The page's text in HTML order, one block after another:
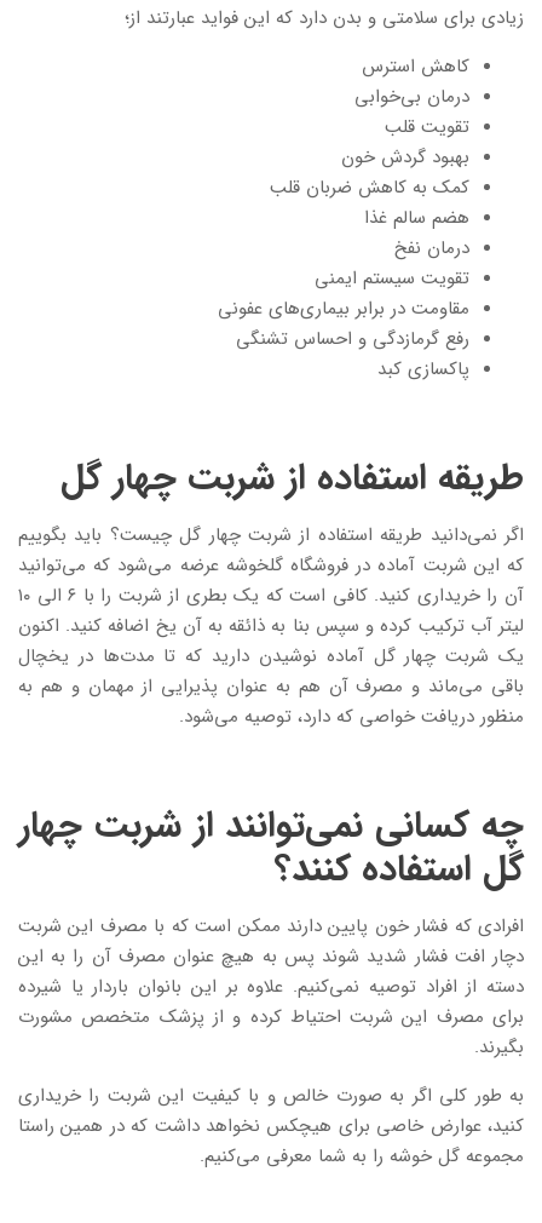
زیادی برای سلامتی و بدن دارد که این فواید عبارتند از؛
کاهش استرس
درمان بی‌خوابی
تقویت قلب
بهبود گردش خون
کمک به کاهش ضربان قلب
هضم سالم غذا
درمان نفخ
تقویت سیستم ایمنی
مقاومت در برابر بیماری‌های عفونی
رفع گرمازدگی و احساس تشنگی
پاکسازی کبد
طریقه استفاده از شربت چهار گل
اگر نمی‌دانید طریقه استفاده از شربت چهار گل چیست؟ باید بگوییم
که این شربت آماده در فروشگاه گلخوشه عرضه می‌شود که می‌توانید
آن را خریداری کنید. کافی است که یک بطری از شربت را با ۶ الی ۱۰
لیتر آب ترکیب کرده و سپس بنا به ذائقه به آن یخ اضافه کنید. اکنون
یک شربت چهار گل آماده نوشیدن دارید که تا مدت‌ها در یخچال
باقی می‌ماند و مصرف آن هم به عنوان پذیرایی از مهمان و هم به
منظور دریافت خواصی که دارد، توصیه می‌شود.
چه کسانی نمی‌توانند از شربت چهار
گل استفاده کنند؟
افرادی که فشار خون پایین دارند ممکن است که با مصرف این شربت
دچار افت فشار شدید شوند پس به هیچ عنوان مصرف آن را به این
دسته از افراد توصیه نمی‌کنیم. علاوه بر این بانوان باردار یا شیرده
برای مصرف این شربت احتیاط کرده و از پزشک متخصص مشورت
بگیرند.
به طور کلی اگر به صورت خالص و با کیفیت این شربت را خریداری
کنید، عوارض خاصی برای هیچکس نخواهد داشت که در همین راستا
مجموعه گل خوشه را به شما معرفی می‌کنیم.